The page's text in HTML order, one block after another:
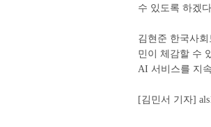
수 있도록 하겠
김현준 한국사
민이 체감할 수
AI 서비스를 지
[김민서 기자]